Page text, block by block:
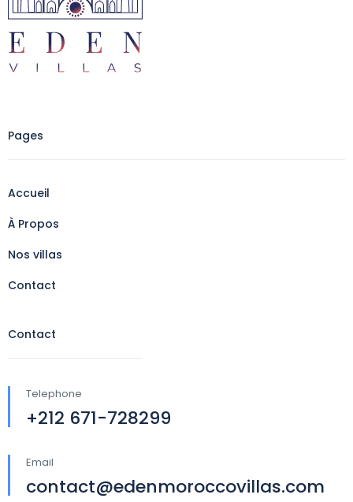
Pages
Accueil
À Propos
Nos villas
Contact
Contact
Telephone
+212 671-728299
Email
contact@edenmoroccovillas.com